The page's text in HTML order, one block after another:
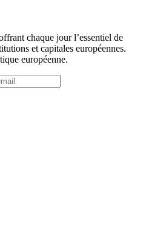
chaque jour l’essentiel de
et capitales européennes.
européenne.